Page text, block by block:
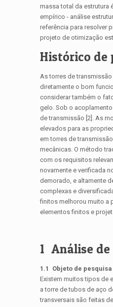
massa total da estrutura
empírico - análise
referência para resolver
projeto de otimização
Histórico de
As torres de
diretamente o bom
considerar também o
gelo. Sob o
de transmissão [2]. As
elevados para as
em torres de
mecânicas. O método
com os requisitos
novamente e verificada
demorado, e altamente
complexas e
finitos melhorou muito a
elementos finitos e
1 Análise
1.1 Objeto de pesquisa
Existem muitos tipos de
a torre de tubos de aço
transversais são feitas